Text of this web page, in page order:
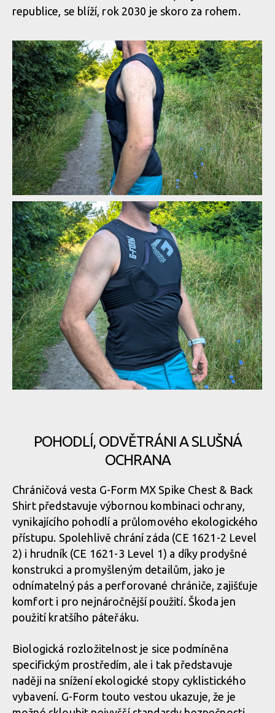
republice, se blíží, rok 2030 je skoro za rohem.
Biodegradabilní chráničová vesta G-Form MX Spike Chest +
Back Shirt
Biodegradabilní chráničová vesta G-Form MX Spike Chest +
Back Shirt
Biodegradabilní chráničová vesta G-Form MX Spike Chest +
Back Shirt
Biodegradabilní chráničová vesta G-Form MX Spike Chest +
Biodegradabilní chráničová vesta G-Form MX Spike Chest +
Back Shirt
Biodegradabilní chráničová vesta G-Form MX Spike Chest +
Back Shirt
Biodegradabilní chráničová vesta G-Form MX Spike Chest +
Biodegradabilní chráničová vesta G-Form MX Spike Chest +
Back Shirt
Biodegradabilní chráničová vesta G-Form MX Spike Chest +
Back Shirt
Biodegradabilní chráničová vesta G-Form MX Spike Chest +
Back Shirt
POHODLÍ, ODVĚTRÁNI A SLUŠNÁ
OCHRANA
Chráničová vesta G-Form MX Spike Chest & Back
Shirt představuje výbornou kombinaci ochrany,
vynikajícího pohodlí a průlomového ekologického
přístupu. Spolehlivě chrání záda (CE 1621-2 Level
2) i hrudník (CE 1621-3 Level 1) a díky prodyšné
konstrukci a promyšleným detailům, jako je
odnímatelný pás a perforované chrániče, zajišťuje
komfort i pro nejnáročnější použití. Škoda jen
použití kratšího páteřáku.
Biologická rozložitelnost je sice podmíněna
specifickým prostředím, ale i tak představuje
naději na snížení ekologické stopy cyklistického
vybavení. G-Form touto vestou ukazuje, že je